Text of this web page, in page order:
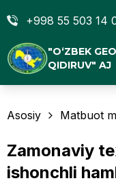
+998 55 503 14
"O‘ZBEK
QIDIRUV" AJ
Asosiy Matbuot
Zamonaviy
ishonchli